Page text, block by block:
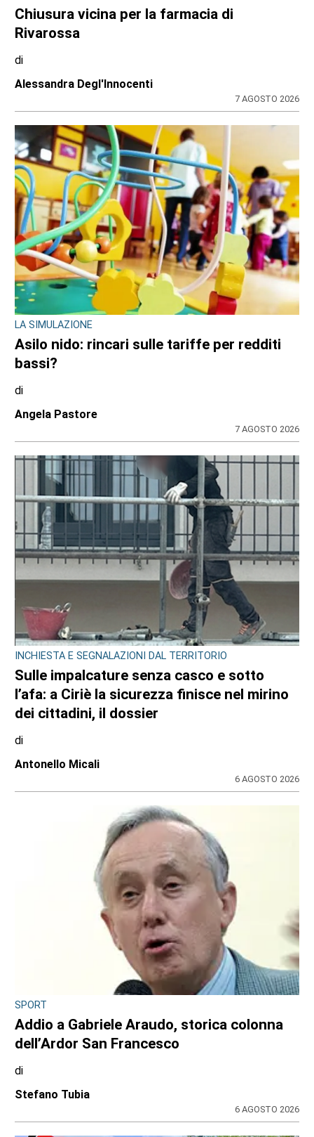
Chiusura vicina per la farmacia di
Rivarossa
di
Alessandra Degl'Innocenti
7 AGOSTO 2026
LA SIMULAZIONE
Asilo nido: rincari sulle tariffe per redditi
bassi?
di
Angela Pastore
7 AGOSTO 2026
INCHIESTA E SEGNALAZIONI DAL TERRITORIO
Sulle impalcature senza casco e sotto
l’afa: a Ciriè la sicurezza finisce nel mirino
dei cittadini, il dossier
di
Antonello Micali
6 AGOSTO 2026
SPORT
Addio a Gabriele Araudo, storica colonna
dell’Ardor San Francesco
di
Stefano Tubia
6 AGOSTO 2026